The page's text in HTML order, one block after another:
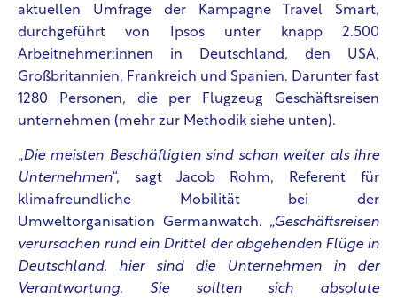
aktuellen Umfrage der Kampagne Travel Smart,
durchgeführt von Ipsos unter knapp 2.500
Arbeitnehmer:innen in Deutschland, den USA,
Großbritannien, Frankreich und Spanien. Darunter fast
1280 Personen, die per Flugzeug Geschäftsreisen
unternehmen (mehr zur Methodik siehe unten).
„Die meisten Beschäftigten sind schon weiter als ihre
Unternehmen“, sagt Jacob Rohm, Referent für
klimafreundliche Mobilität bei der
Umweltorganisation Germanwatch. „Geschäftsreisen
verursachen rund ein Drittel der abgehenden Flüge in
Deutschland, hier sind die Unternehmen in der
Verantwortung. Sie sollten sich absolute